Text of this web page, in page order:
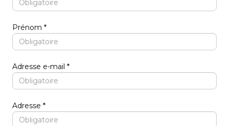
Prénom
Adresse e-mail
Adresse